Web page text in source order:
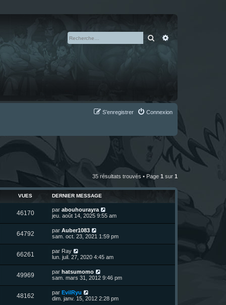
Rechercher
Connexion
S’enregistrer
35 résultats trouvés • Page 1 sur 1
VUES DERNIER MESSAGE
46170V
u
D
e
i
e
r
m
e
s
s
a
g
e
par abouhourayra
jeu. août 14, 2025 9:55 am
64792V
u
s
D
e
i
e
r
m
e
s
s
a
g
par Auber1083
sam. oct. 23, 2021 1:59 pm
66261
u
s
D
e
i
e
r
m
e
par Ray
lun. juil. 27, 2020 4:45 am
49969V
u
D
e
i
e
par hatsumomo
sam. mars 31, 2012 9:46 pm
48162V
D
e
par EvilRyu
dim. janv. 15, 2012 2:28 pm